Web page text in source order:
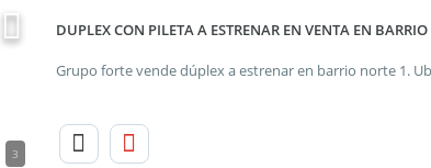
3
DUPLEX CON PILETA A ESTRENAR EN VENTA EN BARRIO